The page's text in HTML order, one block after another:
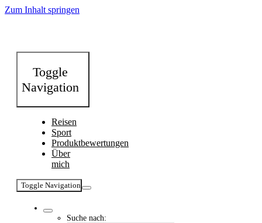
Zum Inhalt springen
Toggle
Navigation
Reisen
Sport
Produktbewertungen
Über
mich
Toggle Navigation
Suche nach: